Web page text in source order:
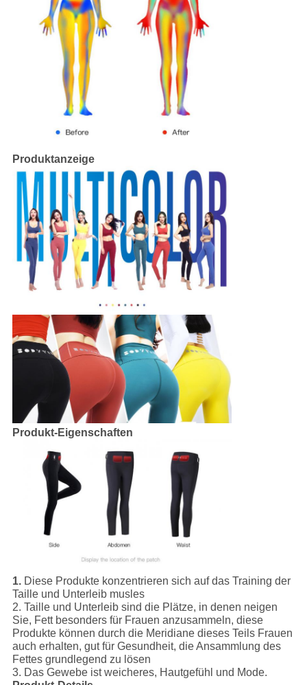
Produktanzeige
Produkt-Eigenschaften
1. Diese Produkte konzentrieren sich auf das Training der
Taille und Unterleib musles
2. Taille und Unterleib sind die Plätze, in denen neigen
Sie, Fett besonders für Frauen anzusammeln, diese
Produkte können durch die Meridiane dieses Teils Frauen
auch erhalten, gut für Gesundheit, die Ansammlung des
Fettes grundlegend zu lösen
3. Das Gewebe ist weicheres, Hautgefühl und Mode.